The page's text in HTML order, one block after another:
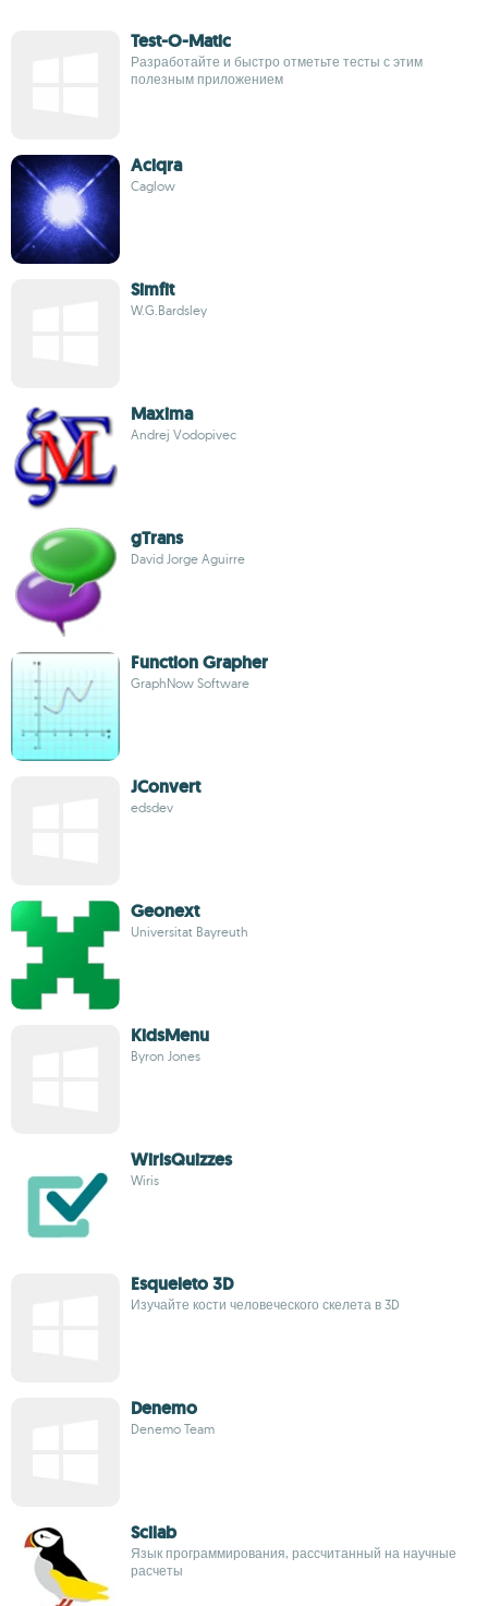
Test-O-Matic
Разработайте и быстро отметьте тесты с этим
полезным приложением
Aciqra
Caglow
Simfit
W.G.Bardsley
Maxima
Andrej Vodopivec
gTrans
David Jorge Aguirre
Function Grapher
GraphNow Software
JConvert
edsdev
Geonext
Universitat Bayreuth
KidsMenu
Byron Jones
WirisQuizzes
Wiris
Esqueleto 3D
Изучайте кости человеческого скелета в 3D
Denemo
Denemo Team
Scilab
Язык программирования, рассчитанный на научные
расчеты